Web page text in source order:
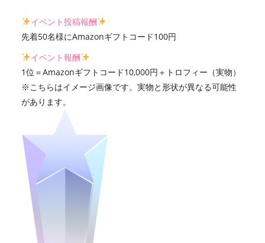
イベント投稿報酬
先着50名様にAmazonギフトコード100円
イベント報酬
1位＝Amazonギフトコード10,000円＋トロフィー（実物）
※こちらはイメージ画像です。実物と形状が異なる可能性
があります。